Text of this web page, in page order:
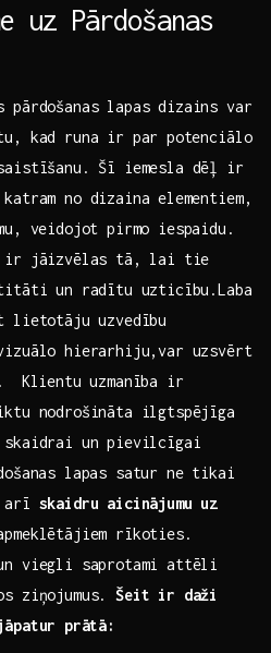
uz⁣ Pārdošanas
pārdošanas lapas dizains var
kad ‍runa ir par⁤ potenciālo‌
Šī iemesla dēļ‍ ir
no dizaina⁣ elementiem,
veidojot pirmo ‌iespaidu.
ir jāizvēlas tā, lai tie
un radītu uzticību.Laba
lietotāju uzvedību
hierarhiju,var uzsvērt
Klientu uzmanība ir
nodrošināta ilgtspējīga
un pievilcīgai
lapas satur ne tikai
arī skaidru aicinājumu⁤ uz‍
rīkoties.
viegli saprotami attēli
ziņojumus.Šeit ir daži
⁢prātā: